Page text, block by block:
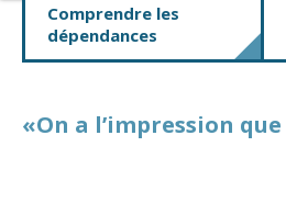
Comprendre les
dépendances
«On a l’impression